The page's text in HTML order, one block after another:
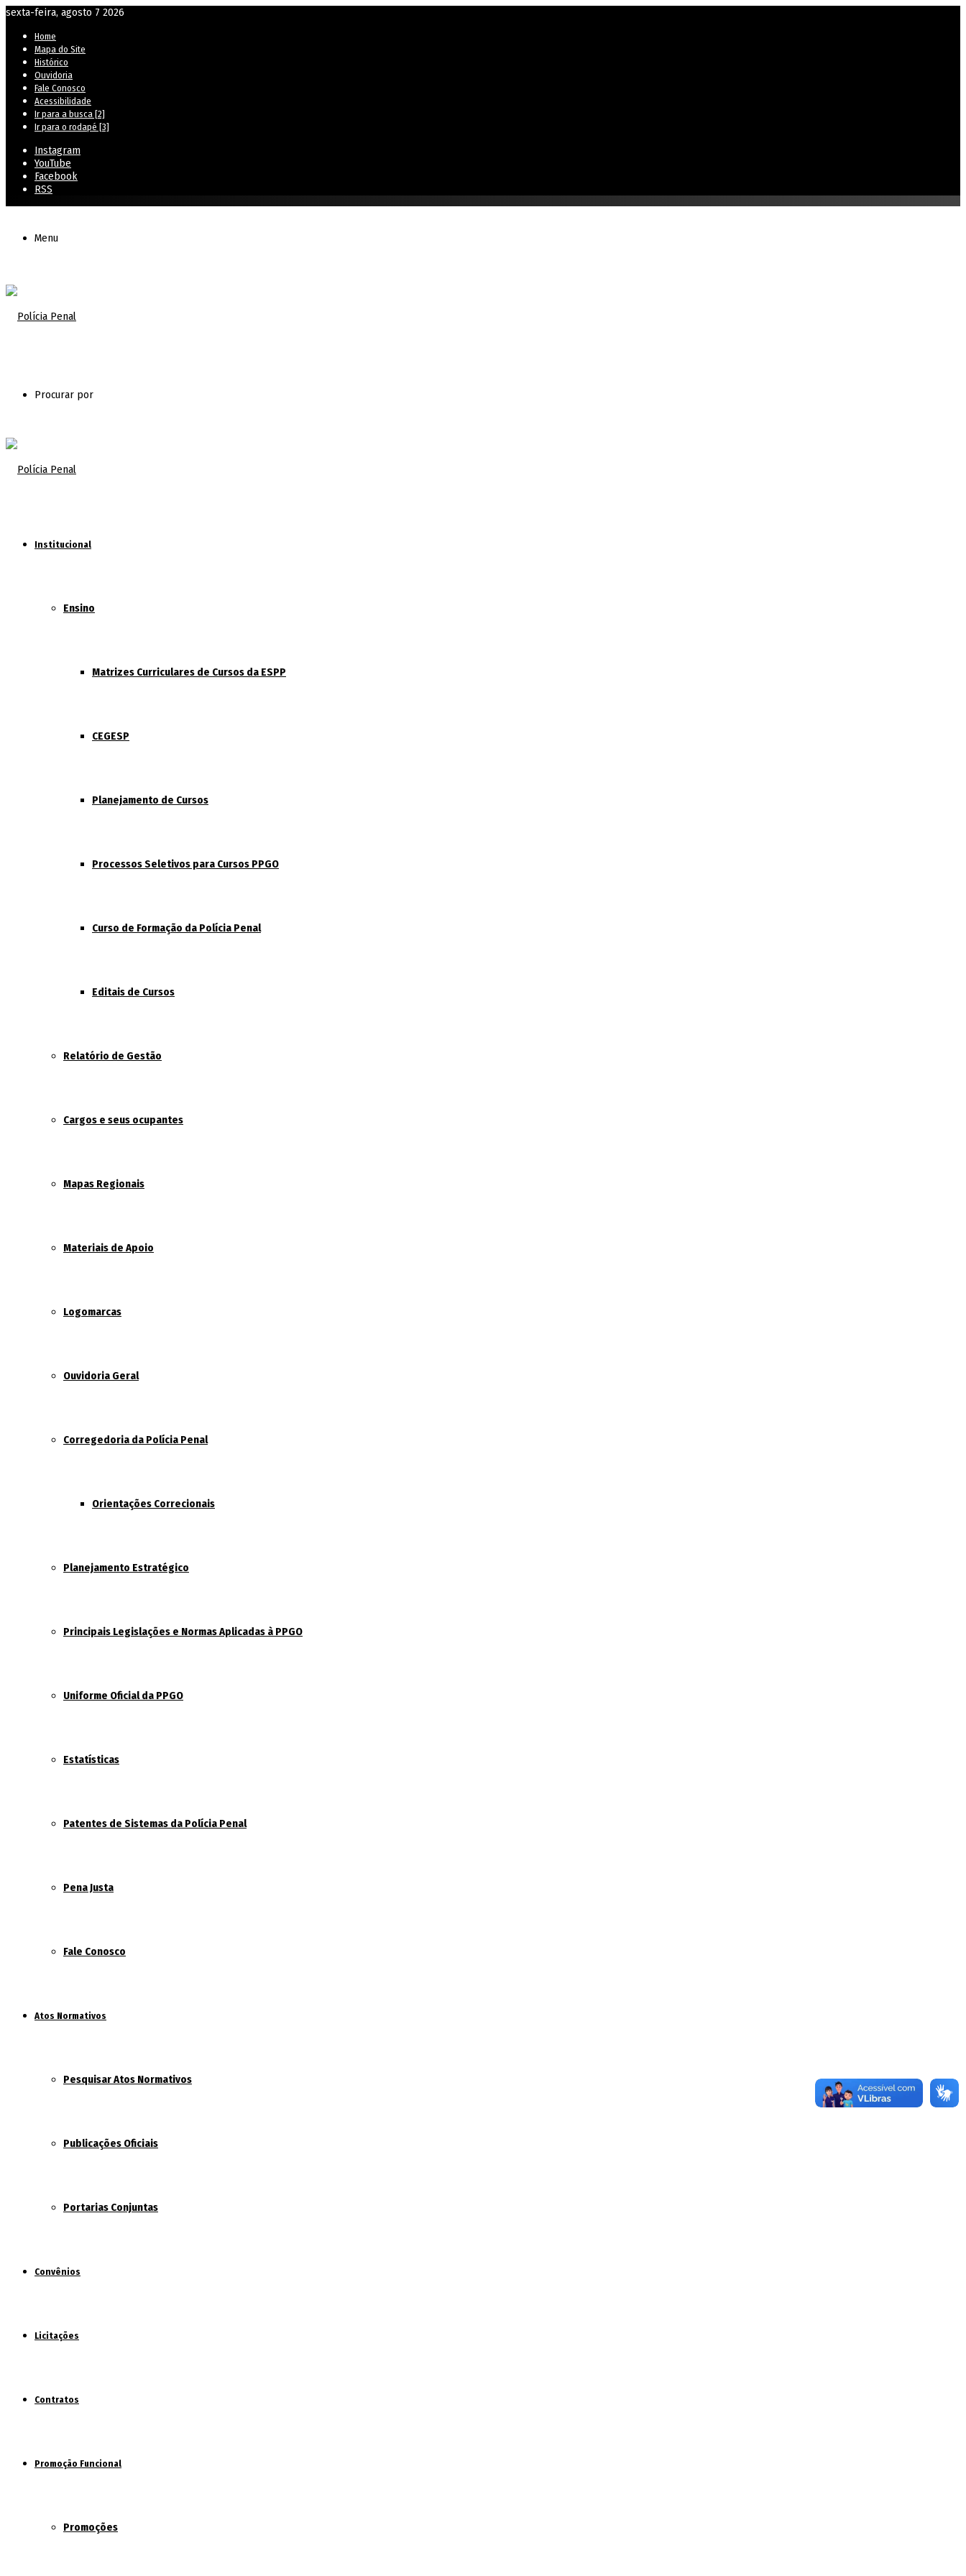
sexta-feira, agosto 7 2026
Home
Mapa do Site
Histórico
Ouvidoria
Fale Conosco
Acessibilidade
Ir para a busca [2]
Ir para o rodapé [3]
Instagram
YouTube
Facebook
RSS
Menu
Procurar por
Institucional
Ensino
Matrizes Curriculares de Cursos da ESPP
CEGESP
Planejamento de Cursos
Processos Seletivos para Cursos PPGO
Curso de Formação da Polícia Penal
Editais de Cursos
Relatório de Gestão
Cargos e seus ocupantes
Mapas Regionais
Materiais de Apoio
Logomarcas
Ouvidoria Geral
Corregedoria da Polícia Penal
Orientações Correcionais
Planejamento Estratégico
Principais Legislações e Normas Aplicadas à PPGO
Uniforme Oficial da PPGO
Estatísticas
Patentes de Sistemas da Polícia Penal
Pena Justa
Fale Conosco
Atos Normativos
Pesquisar Atos Normativos
Publicações Oficiais
Portarias Conjuntas
Convênios
Licitações
Contratos
Promoção Funcional
Promoções